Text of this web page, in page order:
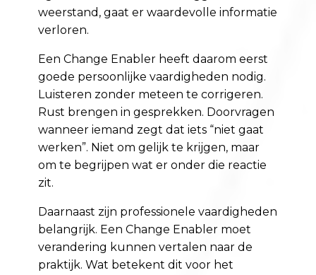
weerstand, gaat er waardevolle informatie
verloren.
Een Change Enabler heeft daarom eerst
goede persoonlijke vaardigheden nodig.
Luisteren zonder meteen te corrigeren.
Rust brengen in gesprekken. Doorvragen
wanneer iemand zegt dat iets “niet gaat
werken”. Niet om gelijk te krijgen, maar
om te begrijpen wat er onder die reactie
zit.
Daarnaast zijn professionele vaardigheden
belangrijk. Een Change Enabler moet
verandering kunnen vertalen naar de
praktijk. Wat betekent dit voor het